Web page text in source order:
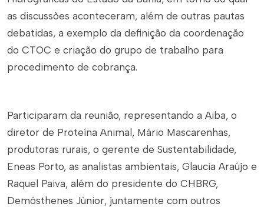
as discussões aconteceram, além de outras pautas
debatidas, a exemplo da definição da coordenação
do CTOC e criação do grupo de trabalho para
procedimento de cobrança.
Participaram da reunião, representando a Aiba, o
diretor de Proteína Animal, Mário Mascarenhas,
produtoras rurais, o gerente de Sustentabilidade,
Eneas Porto, as analistas ambientais, Glaucia Araújo e
Raquel Paiva, além do presidente do CHBRG,
Demósthenes Júnior, juntamente com outros